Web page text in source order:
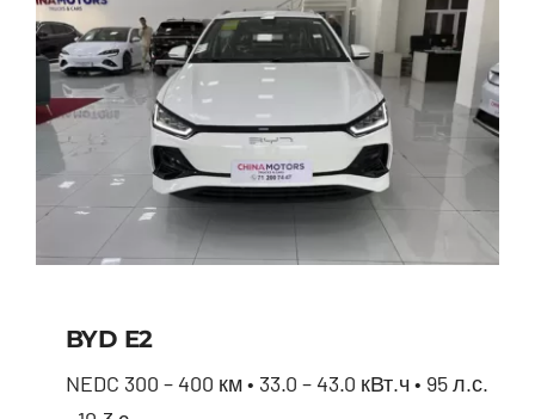
BYD E2
NEDC 300 – 400 км • 33.0 – 43.0 кВт.ч • 95 л.с.